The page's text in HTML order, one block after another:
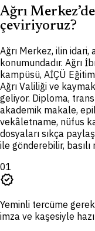
Ağrı
çeviriyoruz?
Ağrı Merkez, ilin
konumundadır. Ağrı
kampüsü, AİÇÜ
Ağrı Valiliği ve
geliyor. Diploma,
akademik makale,
vekâletname, nüfus
dosyaları sıkça
ile gönderebilir,
01
verified
Yeminli tercüme
imza ve kaşesiyle